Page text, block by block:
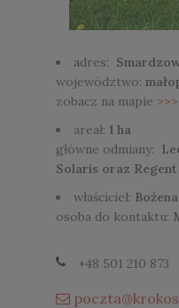
adres:
województwo:
zobacz na mapie >>>
areał: 1 ha
główne odmiany:
Solaris oraz Regent
właściciel:
osoba do kontaktu:
+48 501 210 873